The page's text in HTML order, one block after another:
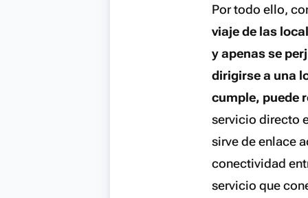
Por todo ello,
viaje de las
y apenas se
dirigirse a una
cumple, puede
servicio directo
sirve de enlace
conectividad
servicio que